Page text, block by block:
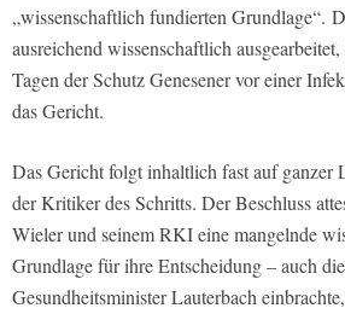
„wissenschaftlich fundierten Grundlage“.
ausreichend wissenschaftlich
Tagen der Schutz Genesener vor einer
das Gericht.
Das Gericht folgt inhaltlich fast auf ganzer
der Kritiker des Schritts. Der Beschluss
Wieler und seinem RKI eine mangelnde
Grundlage für ihre Entscheidung – auch
Gesundheitsminister Lauterbach